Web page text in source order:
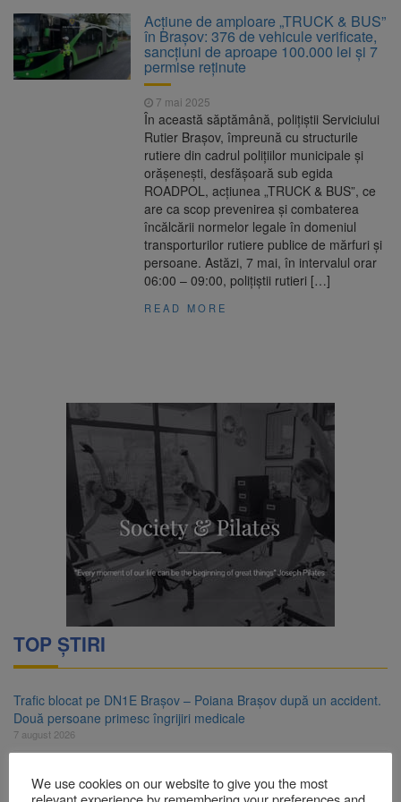
Piața Star din Brașov au fost demolate
7 august 2026
Platforma Belvedere de pe
Tâmpa intră în renovare. Contract de peste 1
milion de lei și termen de trei luni
Unul dintre cele mai mari
parcuri ale Brașovului va fi amenajat în
Bartolomeu-Avantgarden. Contractul a fost
Trafic blocat pe DN1E Brașov
– Poiana Brașov după un accident. Două
persoane primesc îngrijiri medicale
Acțiune de amploare „TRUCK & BUS”
în Brașov: 376 de vehicule verificate,
sancțiuni de aproape 100.000 lei și 7
permise reținute
7 mai 2025
În această săptămână, polițiștii Serviciului
Rutier Brașov, împreună cu structurile
rutiere din cadrul polițiilor municipale și
orășenești, desfășoară sub egida
ROADPOL, acțiunea „TRUCK & BUS”, ce
are ca scop prevenirea și combaterea
încălcării normelor legale în domeniul
transporturilor rutiere publice de mărfuri și
persoane. Astăzi, 7 mai, în intervalul orar
06:00 – 09:00, polițiștii rutieri […]
READ MORE
TOP ȘTIRI
Trafic blocat pe DN1E Brașov – Poiana Brașov după un accident.
Două persoane primesc îngrijiri medicale
7 august 2026
Brașov după plata prejudiciului
We use cookies on our website to give you the most